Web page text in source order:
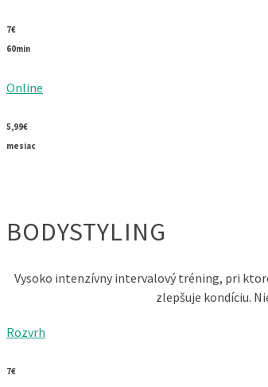
7€
60min
Online
5,99€
mesiac
BODYSTYLING
Vysoko intenzívny intervalový tréning, pri
zlepšuje kondíciu.
Rozvrh
7€